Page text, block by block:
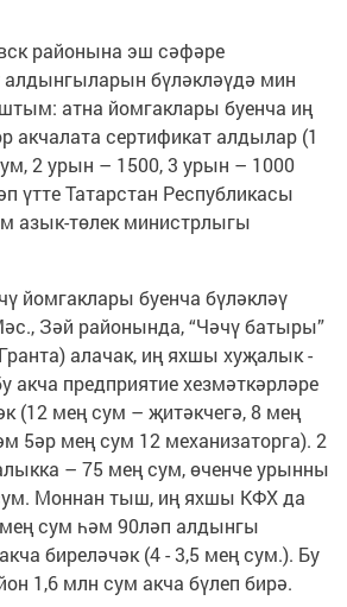
районына эш сәфәре
бүләкләүдә мин
атна йомгаклары буенча иң
акчалата сертификат алдылар (1
2 урын – 1500, 3 урын – 1000
үтте Татарстан Республикасы
азык-төлек министрлыгы
йомгаклары буенча бүләкләү
Зәй районында, “Чәчү батыры”
алачак, иң яхшы хуҗалык -
акча предприятие хезмәткәрләре
(12 мең сум – җитәкчегә, 8 мең
5әр мең сум 12 механизаторга). 2
– 75 мең сум, өченче урынны
Моннан тыш, иң яхшы КФХ да
сум һәм 90ләп алдынгы
биреләчәк (4 - 3,5 мең сум.). Бу
1,6 млн сум акча бүлеп бирә.